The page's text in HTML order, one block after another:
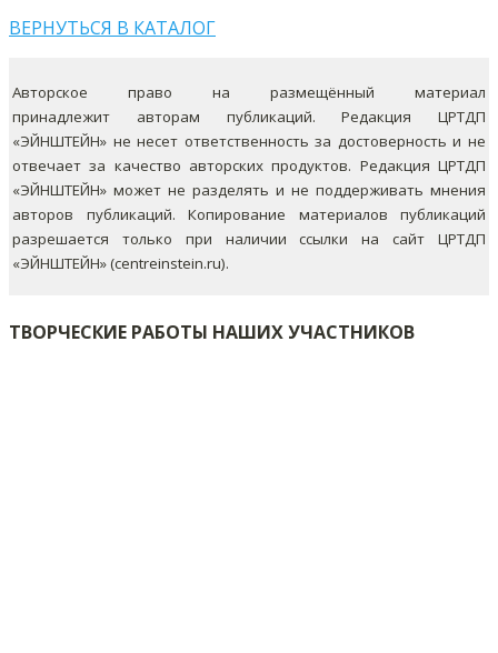
ВЕРНУТЬСЯ В КАТАЛОГ
Авторское право на размещённый материал
принадлежит авторам публикаций. Редакция ЦРТДП
«ЭЙНШТЕЙН» не несет ответственность за достоверность и не
отвечает за качество авторских продуктов. Редакция ЦРТДП
«ЭЙНШТЕЙН» может не разделять и не поддерживать мнения
авторов публикаций. Копирование материалов публикаций
разрешается только при наличии ссылки на сайт ЦРТДП
«ЭЙНШТЕЙН» (centreinstein.ru).
ТВОРЧЕСКИЕ РАБОТЫ НАШИХ УЧАСТНИКОВ